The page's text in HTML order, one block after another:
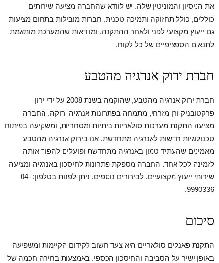
את הניסיון והמוניטין שלה. יש לוודא שהחברה מציעה שירותים
כוללים, כולל תחזוקה ותמיכה טכנית. חברות מובילות בתחום מציעות
גם ייעוץ מקצועי לפני ולאחר ההתקנה, ומוודאות שהמערכת מותאמת
לתנאים הספציפיים של כל לקוח.
חברת ירוק אנרגיה מהטבע
חברת ירוק אנרגיה מהטבע, שהוקמה בשנת 2008 על ידי ירון
פרקטובניק ורן מזרחי, מתמחה בפתרונות אנרגיה ירוקה. החברה
מציעה התקנת מערכות סולאריות ביתיות ומסחריות, ומשקיעה בפיתוח
טכנולוגיות חדשות לאנרגיה מתחדשת. אנו בירוק אנרגיה מהטבע
מאמינים שהעתיד טמון באנרגיה מתחדשת ופועלים להפוך אותה
לזמינה לכל אחד. החברה מספקת פתרונות לחיסכון באנרגיה ומציעה
שירותי ייעוץ מקצועיים. לבירורים נוספים, ניתן לפנות בטלפון: 04-
9990336.
סיכום
התקנת פאנלים סולאריים היא צעד חשוב לקידום הקיימות ומשפיעה
באופן ישיר על הסביבה והחיסכון הכספי. באמצעות בחירה חכמה של